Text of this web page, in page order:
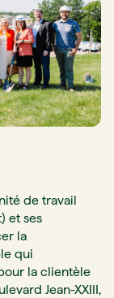
de travail
et ses
la
qui
la clientèle
Jean-XXIII,